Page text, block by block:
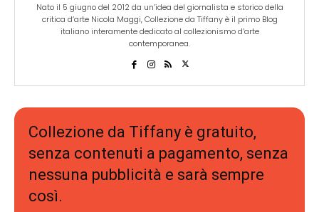
Nato il 5 giugno del 2012 da un’idea del giornalista e storico della
critica d’arte Nicola Maggi, Collezione da Tiffany è il primo Blog
italiano interamente dedicato al collezionismo d’arte
contemporanea.
Collezione da Tiffany è gratuito,
senza contenuti a pagamento, senza
nessuna pubblicità e sarà sempre
così.